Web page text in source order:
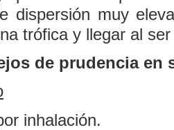
dispersión muy
trófica y llegar al
de prudencia en
inhalación.